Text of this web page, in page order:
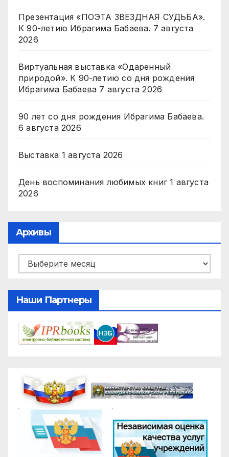
Презентация «ПОЭТА ЗВЕЗДНАЯ СУДЬБА».
К 90-летию Ибрагима Бабаева. 7 августа
2026
Виртуальная выставка «Одаренный
природой». К 90-летию со дня рождения
Ибрагима Бабаева 7 августа 2026
90 лет со дня рождения Ибрагима Бабаева.
6 августа 2026
Выставка 1 августа 2026
День воспоминания любимых книг 1 августа
2026
Архивы
Архивы
Наши Партнеры